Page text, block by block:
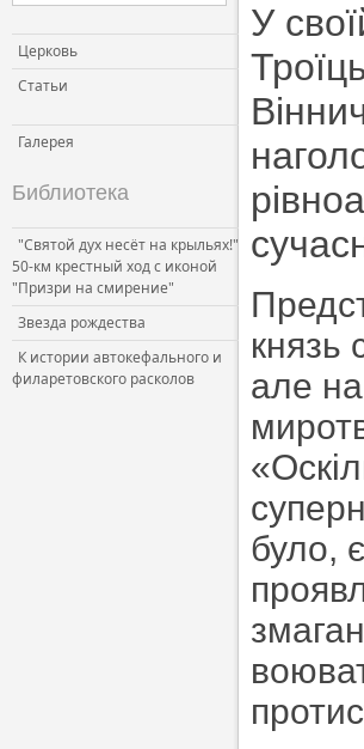
Церковь
Статьи
Галерея
Библиотека
"Святой дух несёт на крыльях!"
50-км крестный ход с иконой
"Призри на смирение"
Звезда рождества
К истории автокефального и
филаретовского расколов
У
князь
але
було,